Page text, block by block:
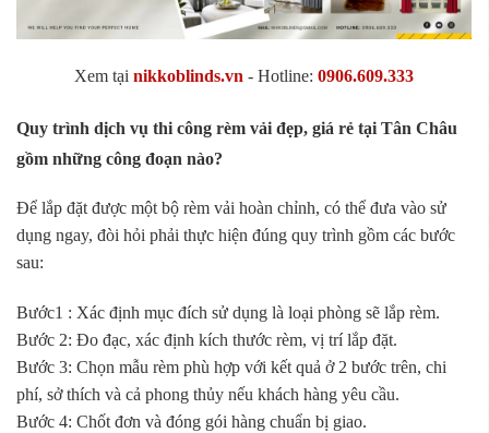
Xem tại nikkoblinds.vn - Hotline: 0906.609.333
Quy trình dịch vụ thi công rèm vải đẹp, giá rẻ tại Tân Châu
gồm những công đoạn nào?
Để lắp đặt được một bộ rèm vải hoàn chỉnh, có thể đưa vào sử
dụng ngay, đòi hỏi phải thực hiện đúng quy trình gồm các bước
sau:
Bước1 : Xác định mục đích sử dụng là loại phòng sẽ lắp rèm.
Bước 2: Đo đạc, xác định kích thước rèm, vị trí lắp đặt.
Bước 3: Chọn mẫu rèm phù hợp với kết quả ở 2 bước trên, chi
phí, sở thích và cả phong thủy nếu khách hàng yêu cầu.
Bước 4: Chốt đơn và đóng gói hàng chuẩn bị giao.